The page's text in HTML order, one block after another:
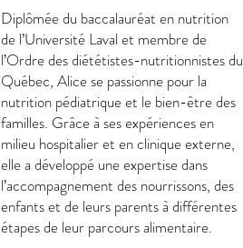
Diplômée du baccalauréat en nutrition
de l’Université Laval et membre de
l’Ordre des diététistes-nutritionnistes du
Québec, Alice se passionne pour la
nutrition pédiatrique et le bien-être des
familles. Grâce à ses expériences en
milieu hospitalier et en clinique externe,
elle a développé une expertise dans
l’accompagnement des nourrissons, des
enfants et de leurs parents à différentes
étapes de leur parcours alimentaire.